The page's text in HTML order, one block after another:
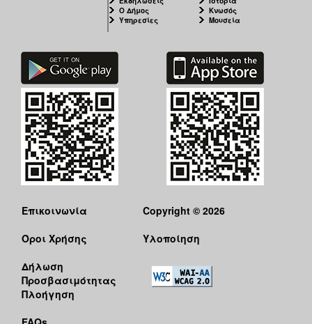
Ο Δήμος
Υπηρεσίες
Κνωσός
Μουσεία
Επικοινωνία
Όροι Χρήσης
Δήλωση
Προσβασιμότητας
Πλοήγηση
Copyright © 2026
Υλοποίηση